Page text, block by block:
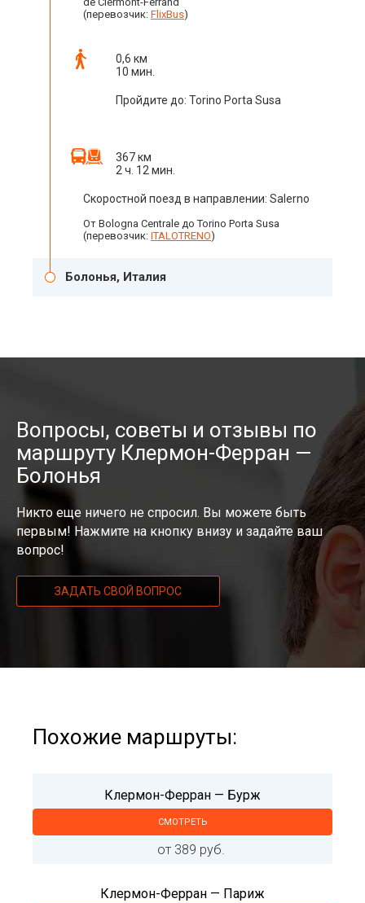
(перевозчик: FlixBus)
0,6 км
10 мин.
Пройдите до: Torino Porta Susa
367 км
2 ч. 12 мин.
Скоростной поезд в направлении: Salerno
От Bologna Centrale до Torino Porta Susa
(перевозчик: ITALOTRENO)
Болонья, Италия
Вопросы, советы и отзывы по
маршруту Клермон-Ферран —
Болонья
Никто еще ничего не спросил. Вы можете быть
первым! Нажмите на кнопку внизу и задайте ваш
вопрос!
ЗАДАТЬ СВОЙ ВОПРОС
Похожие маршруты:
Клермон-Ферран — Бурж
СМОТРЕТЬ
от 389 руб.
Клермон-Ферран — Париж